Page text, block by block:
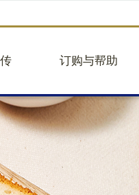
活动
新闻
作
订购与帮助
企业团购
建议意见